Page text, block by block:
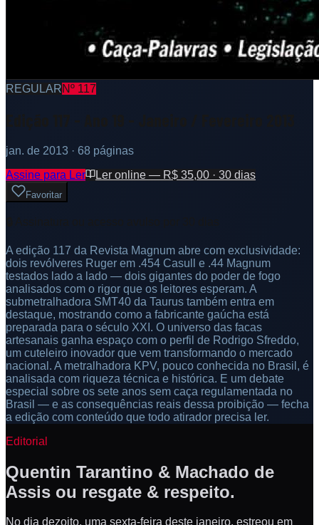
REGULARNº 117
jan. de 2013 · 68 páginas
Assine para Ler
Ler online — R$ 35,00 · 30 dias
Favoritar
A edição 117 da Revista Magnum abre com exclusividade:
dois revólveres Ruger em .454 Casull e .44 Magnum
testados lado a lado — dois gigantes do poder de fogo
analisados com o rigor que os leitores esperam. A
submetralhadora SMT40 da Taurus também entra em
destaque, mostrando como a fabricante gaúcha está
preparada para o século XXI. O universo das facas
artesanais ganha espaço com o perfil de Rodrigo Sfreddo,
um cuteleiro inovador que vem transformando o mercado
nacional. A metralhadora KPV, pouco conhecida no Brasil, é
analisada com riqueza técnica e histórica. E um debate
especial sobre os sete anos sem caça regulamentada no
Brasil — e as consequências reais dessa proibição — fecha
a edição com conteúdo que todo atirador precisa ler.
Editorial
Quentin Tarantino & Machado de
Assis ou resgate & respeito.
No dia dezoito, uma sexta-feira deste janeiro, estreou em